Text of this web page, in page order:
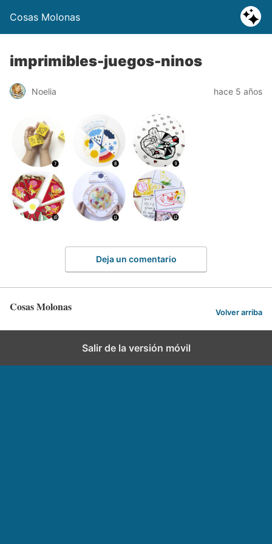
Cosas Molonas
imprimibles-juegos-ninos
Noelia hace 5 años
Deja un comentario
Cosas Molonas Volver arriba
Salir de la versión móvil